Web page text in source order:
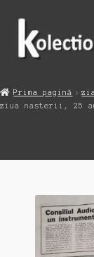
Sari
navigare
Sari
conținut
Magazin
Contact
Prima pagină
ziua nasterii, 25